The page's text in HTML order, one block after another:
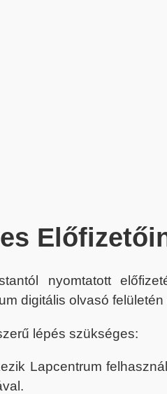
nyomtatott
digitális olvasó
lépés szükséges:
Lapcentrum